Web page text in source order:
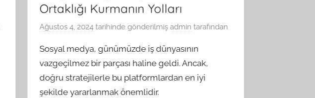
Ortaklığı Kurmanın Yolları
Ağustos 4, 2024 tarihinde gönderilmiş admin tarafından
Sosyal medya, günümüzde iş dünyasının
vazgeçilmez bir parçası haline geldi. Ancak,
doğru stratejilerle bu platformlardan en iyi
şekilde yararlanmak önemlidir.